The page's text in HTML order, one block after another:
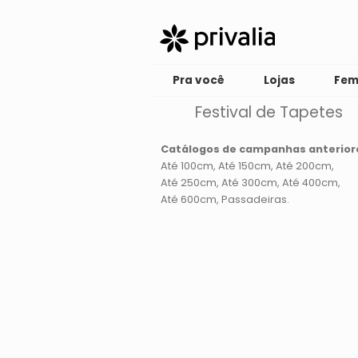
Pra você Lojas
Festival de Tapetes
Catálogos de campanhas
Até 100cm Até 150cm Até 200cm
Até 250cm Até 300cm Até 400cm
Até 600cm Passadeiras